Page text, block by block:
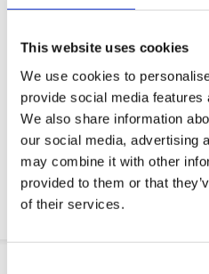
This website uses cookies
We use cookies to
provide social media
We also share information
our social media, advertising
may combine it with other
provided to them or that
of their services.
Usługi inżynieryjne
pośpiechu). Potrzebujesz go
Żądanie części OE
Download PDF
Odpornosc chemiczna